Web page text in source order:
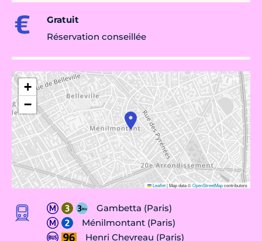
Gratuit
Réservation conseillée
+
−
Leaflet|Map data ©OpenStreetMapcontributors
Gambetta (Paris)
Ménilmontant (Paris)
Henri Chevreau (Paris)